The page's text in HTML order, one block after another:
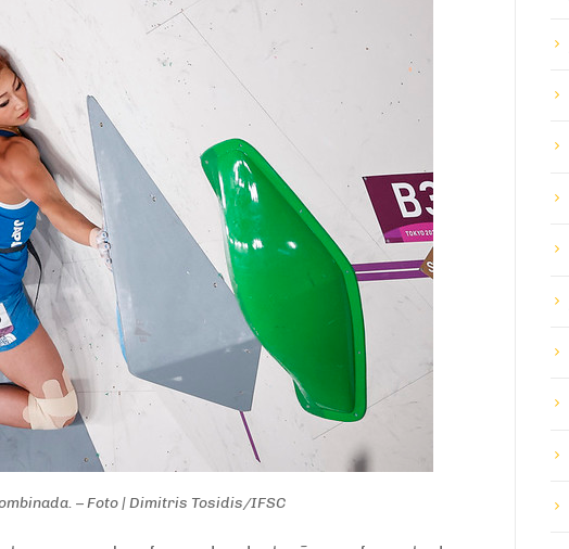
– Foto | Dimitris Tosidis/IFSC